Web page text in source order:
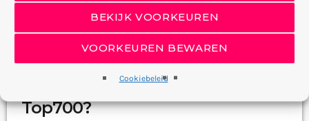
BEKIJK VOORKEUREN
VOORKEUREN BEWAREN
Cookiebeleid
Wat kun je vandaag allemaal
nog verwachten tijdens de
Top700?